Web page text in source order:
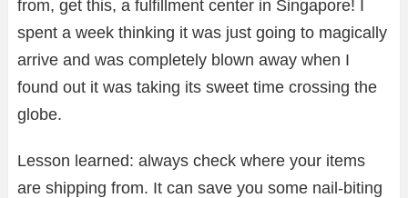
from, get this, a fulfillment center in Singapore! I
spent a week thinking it was just going to magically
arrive and was completely blown away when I
found out it was taking its sweet time crossing the
globe.
Lesson learned: always check where your items
are shipping from. It can save you some nail-biting